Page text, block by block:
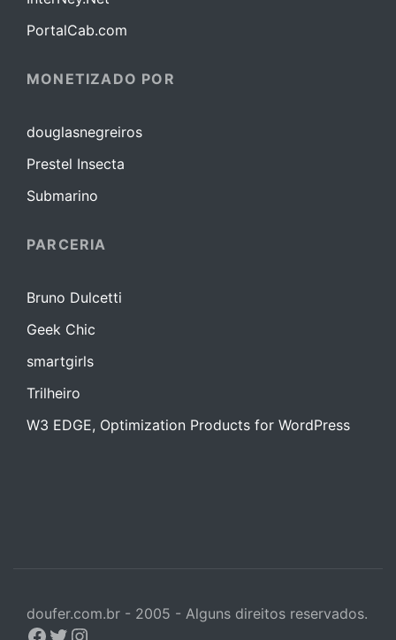
PortalCab.com
MONETIZADO POR
douglasnegreiros
Prestel Insecta
Submarino
PARCERIA
Bruno Dulcetti
Geek Chic
smartgirls
Trilheiro
W3 EDGE, Optimization Products for WordPress
doufer.com.br - 2005 - Alguns direitos reservados.
Facebook
Twitter
Instagram